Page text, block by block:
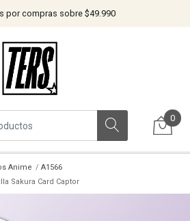
por compras sobre $49.990
0
Anime
A1566
Sakura Card Captor